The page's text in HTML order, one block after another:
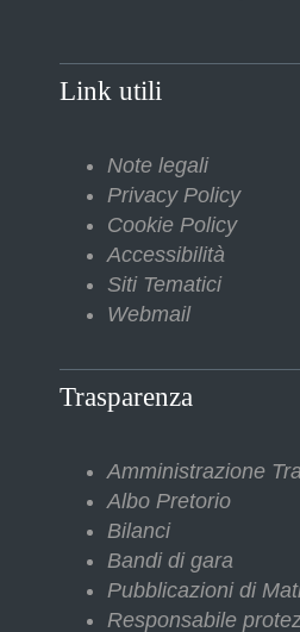
Link utili
Note legali
Privacy Policy
Cookie Policy
Accessibilità
Siti Tematici
Webmail
Trasparenza
Amministrazione
Albo Pretorio
Bilanci
Bandi di gara
Pubblicazioni di
Responsabile